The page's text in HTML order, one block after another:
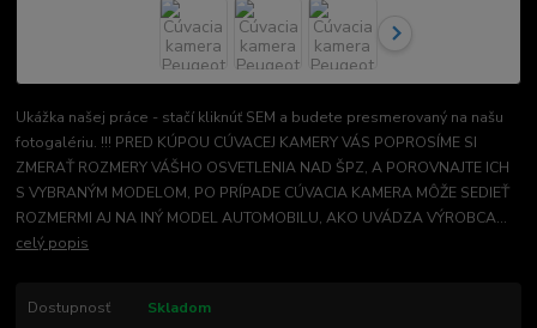
Ukážka našej práce - stačí kliknúť SEM a budete presmerovaný na našu
fotogalériu. !!! PRED KÚPOU CÚVACEJ KAMERY VÁS POPROSÍME SI
ZMERAŤ ROZMERY VÁŠHO OSVETLENIA NAD ŠPZ, A POROVNAJTE ICH
S VYBRANÝM MODELOM, PO PRÍPADE CÚVACIA KAMERA MÔŽE SEDIEŤ
ROZMERMI AJ NA INÝ MODEL AUTOMOBILU, AKO UVÁDZA VÝROBCA...
celý popis
Dostupnosť
Skladom